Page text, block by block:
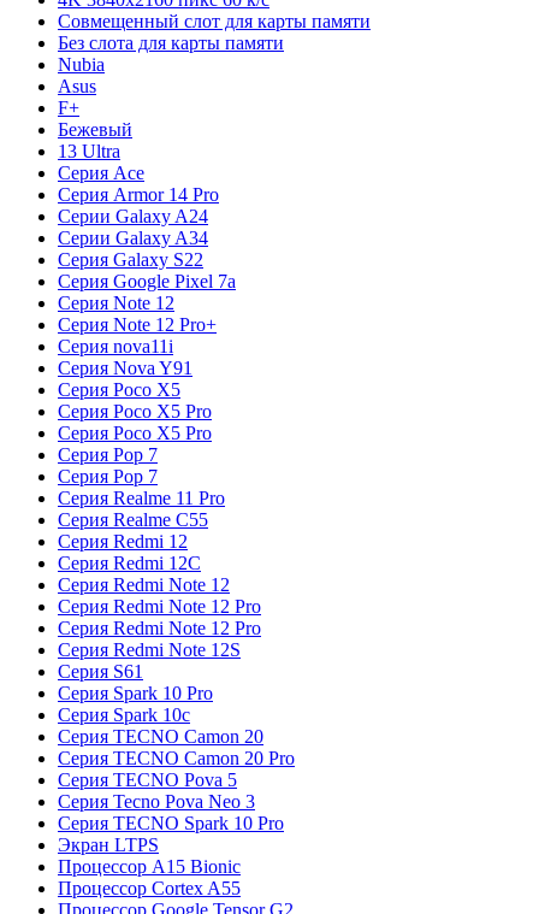
Совмещенный слот для карты памяти
Без слота для карты памяти
Nubia
Asus
F+
Бежевый
13 Ultra
Серия Ace
Серия Armor 14 Pro
Серии Galaxy A24
Серии Galaxy A34
Серия Galaxy S22
Серия Google Pixel 7a
Серия Note 12
Серия Note 12 Pro+
Серия nova11i
Серия Nova Y91
Серия Poco X5
Серия Poco X5 Pro
Серия Poco X5 Pro
Серия Pop 7
Серия Pop 7
Серия Realme 11 Pro
Серия Realme C55
Серия Redmi 12
Серия Redmi 12C
Серия Redmi Note 12
Серия Redmi Note 12 Pro
Серия Redmi Note 12 Pro
Серия Redmi Note 12S
Серия S61
Серия Spark 10 Pro
Серия Spark 10c
Серия TECNO Camon 20
Серия TECNO Camon 20 Pro
Серия TECNO Pova 5
Серия Tecno Pova Neo 3
Серия TECNO Spark 10 Pro
Экран LTPS
Процессор A15 Bionic
Процессор Cortex A55
Процессор Google Tensor G2